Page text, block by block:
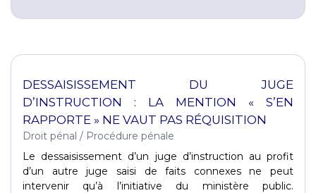
DESSAISISSEMENT DU JUGE
D’INSTRUCTION : LA MENTION « S’EN
RAPPORTE » NE VAUT PAS RÉQUISITION
Droit pénal / Procédure pénale
Le dessaisissement d’un juge d’instruction au profit
d’un autre juge saisi de faits connexes ne peut
intervenir qu’à l’initiative du ministère public.